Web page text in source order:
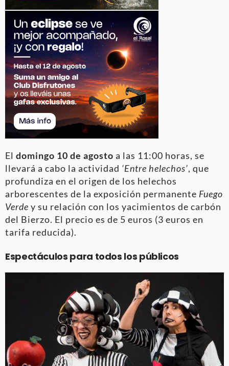
El domingo 10 de agosto a las 11:00 horas, se
llevará a cabo la actividad ‘Entre helechos’, que
profundiza en el origen de los helechos
arborescentes de la exposición permanente Fuego
Verde y su relación con los yacimientos de carbón
del Bierzo. El precio es de 5 euros (3 euros en
tarifa reducida).
Espectáculos para todos los públicos